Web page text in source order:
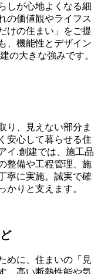
しが心地よくなる細
の価値観やライフス
けの住まい」をご提
、機能性とデザイン
の大きな強みです。
り、見えない部分ま
安心して暮らせる住
イ.創建では、施工品
整備や工程管理、施
寧に実施。誠実で確
かりと支えます。
めに、住まいの「見
。高い断熱性能や気